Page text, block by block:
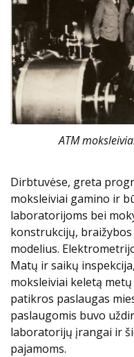
ATM
Dirbtuvėse, greta
moksleiviai gamino ir
laboratorijoms bei
konstrukcijų,
modelius.
Matų ir saikų
moksleiviai keletą
patikros paslaugas
paslaugomis buvo
laboratorijų įrangai ir
pajamoms.